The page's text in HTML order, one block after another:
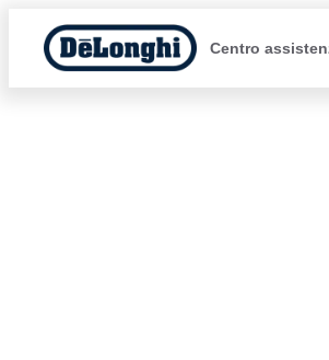
Centro